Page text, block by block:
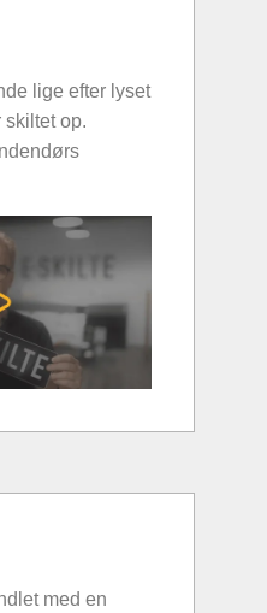
lige efter lyset
skiltet op.
med en